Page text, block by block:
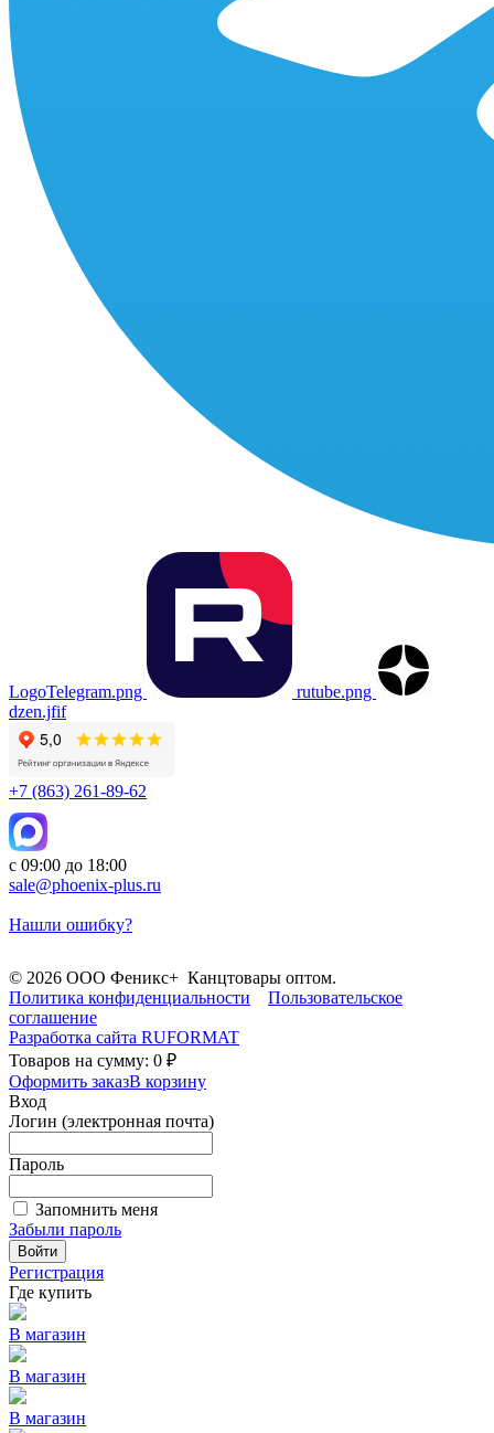
LogoTelegram.png
rutube.png
dzen.jfif
+7 (863) 261-89-62
с 09:00 до 18:00
sale@phoenix-plus.ru
Нашли ошибку?
© 2026 ООО Феникс+ Канцтовары оптом.
Политика конфиденциальности
Пользовательское
соглашение
Разработка сайта RUFORMAT
Товаров на сумму: 0 ₽
Оформить заказВ корзину
Вход
Логин (электронная почта)
Пароль
Запомнить меня
Забыли пароль
Войти
Регистрация
Где купить
В магазин
В магазин
В магазин